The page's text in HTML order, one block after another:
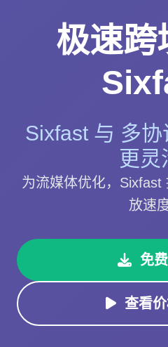
极速跨
Sixfast 与 多
更灵
为流媒体优化，Sixfast
放速度
免
查看